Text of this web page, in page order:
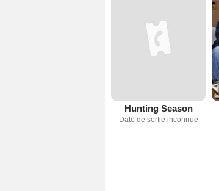
Hunting Season
Date de sortie inconnue